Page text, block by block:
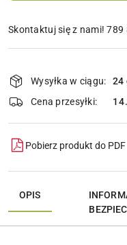
Skontaktuj się z nami! 789
i
dostawa
Wysyłka w ciągu:
24
Cena przesyłki:
Pobierz produkt do PDF
OPIS